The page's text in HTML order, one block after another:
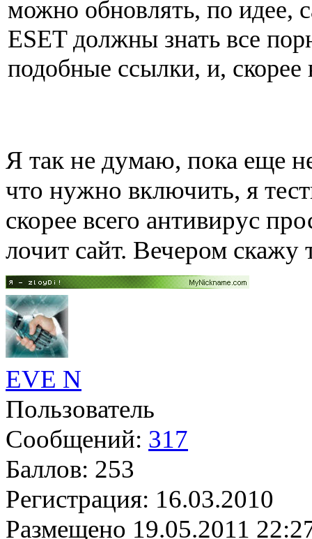
можно обновлять, по идее,
ESET должны знать все
подобные ссылки, и, скорее
Я так не думаю, пока еще
что нужно включить, я
скорее всего антивирус
лочит сайт. Вечером скажу
EVE N
Пользователь
Сообщений: 317
Баллов: 253
Регистрация: 16.03.2010
Размещено 19.05.2011